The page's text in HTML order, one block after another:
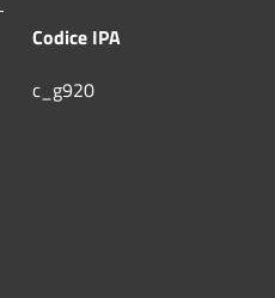
Codice IPA
c_g920